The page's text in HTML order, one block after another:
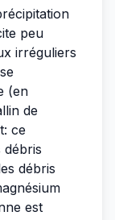
peu
irréguliers
(en
de
ce
débris
est